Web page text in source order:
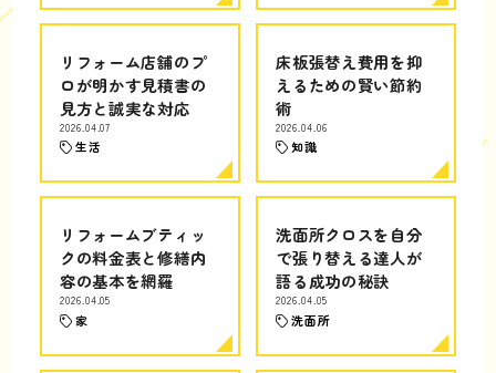
リフォーム店舗のプ
ロが明かす見積書の
見方と誠実な対応
2026.04.07
生活
床板張替え費用を抑
えるための賢い節約
術
2026.04.06
知識
リフォームブティッ
クの料金表と修繕内
容の基本を網羅
2026.04.05
家
洗面所クロスを自分
で張り替える達人が
語る成功の秘訣
2026.04.05
洗面所